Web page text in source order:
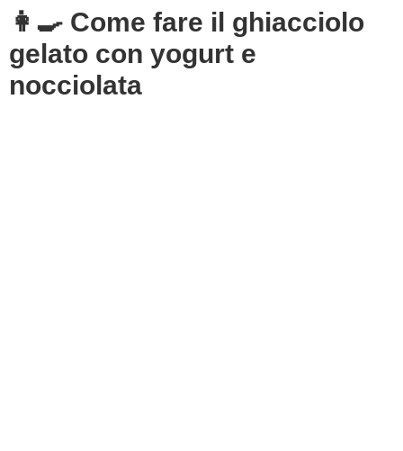
👩‍🍳 Come fare il ghiacciolo
gelato con yogurt e
nocciolata